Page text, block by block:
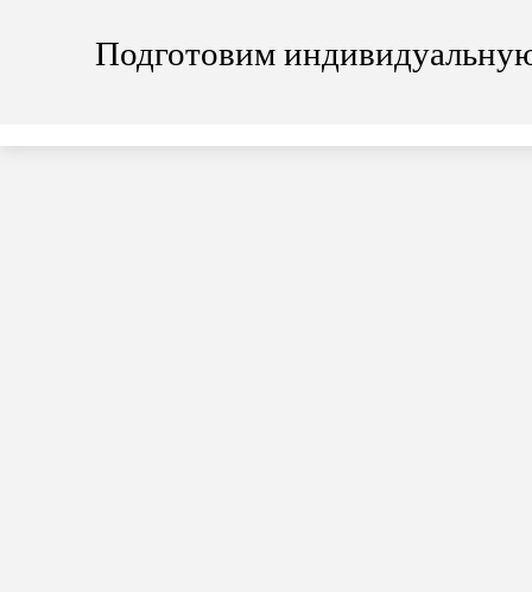
Подготовим